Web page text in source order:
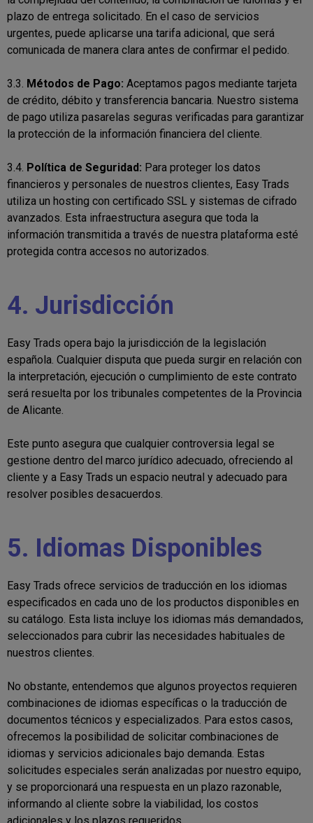
plazo de entrega solicitado. En el caso de servicios
urgentes, puede aplicarse una tarifa adicional, que será
comunicada de manera clara antes de confirmar el pedido.
3.3. Métodos de Pago: Aceptamos pagos mediante tarjeta
de crédito, débito y transferencia bancaria. Nuestro sistema
de pago utiliza pasarelas seguras verificadas para garantizar
la protección de la información financiera del cliente.
3.4. Política de Seguridad: Para proteger los datos
financieros y personales de nuestros clientes, Easy Trads
utiliza un hosting con certificado SSL y sistemas de cifrado
avanzados. Esta infraestructura asegura que toda la
información transmitida a través de nuestra plataforma esté
protegida contra accesos no autorizados.
4. Jurisdicción
Easy Trads opera bajo la jurisdicción de la legislación
española. Cualquier disputa que pueda surgir en relación con
la interpretación, ejecución o cumplimiento de este contrato
será resuelta por los tribunales competentes de la Provincia
de Alicante.
Este punto asegura que cualquier controversia legal se
gestione dentro del marco jurídico adecuado, ofreciendo al
cliente y a Easy Trads un espacio neutral y adecuado para
resolver posibles desacuerdos.
5. Idiomas Disponibles
Easy Trads ofrece servicios de traducción en los idiomas
especificados en cada uno de los productos disponibles en
su catálogo. Esta lista incluye los idiomas más demandados,
seleccionados para cubrir las necesidades habituales de
nuestros clientes.
No obstante, entendemos que algunos proyectos requieren
combinaciones de idiomas específicas o la traducción de
documentos técnicos y especializados. Para estos casos,
ofrecemos la posibilidad de solicitar combinaciones de
idiomas y servicios adicionales bajo demanda. Estas
solicitudes especiales serán analizadas por nuestro equipo,
y se proporcionará una respuesta en un plazo razonable,
informando al cliente sobre la viabilidad, los costos